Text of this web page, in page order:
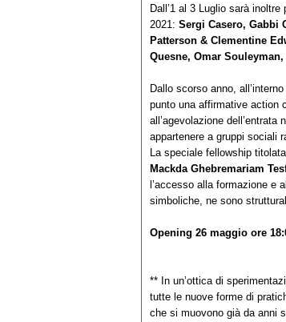
Dall’1 al 3 Luglio sarà
2021: Sergi Casero, Gabbi
Patterson & Clementine
Quesne, Omar
Dallo scorso anno, all’interno
punto una affirmative action
all’agevolazione
appartenere a gruppi sociali
La speciale fellowship
Mackda Ghebremariam
l’accesso alla formazione e
simboliche, ne sono
Opening 26 maggio ore
** In un’ottica di
tutte le nuove forme di
che si muovono già da anni